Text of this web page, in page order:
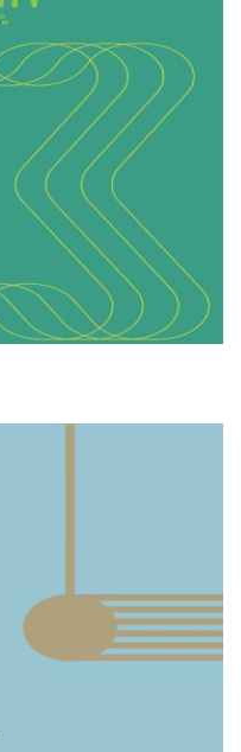
с
Клиенты могут
для